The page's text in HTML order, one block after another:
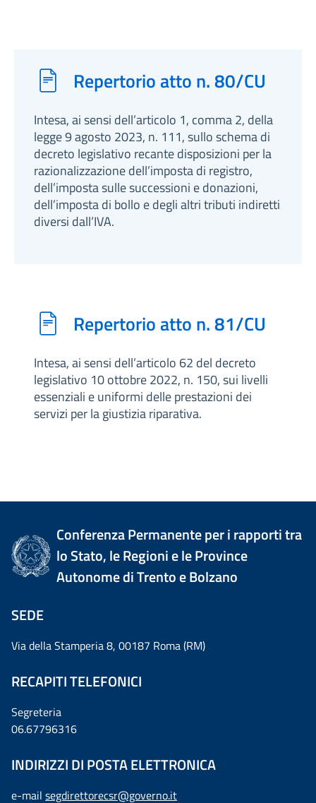
Repertorio atto n. 80/CU
Intesa, ai sensi dell’articolo 1, comma 2, della
legge 9 agosto 2023, n. 111, sullo schema di
decreto legislativo recante disposizioni per la
razionalizzazione dell’imposta di registro,
dell’imposta sulle successioni e donazioni,
dell’imposta di bollo e degli altri tributi indiretti
diversi dall’IVA.
Repertorio atto n. 81/CU
Intesa, ai sensi dell’articolo 62 del decreto
legislativo 10 ottobre 2022, n. 150, sui livelli
essenziali e uniformi delle prestazioni dei
servizi per la giustizia riparativa.
Conferenza Permanente per i rapporti tra
lo Stato, le Regioni e le Province
Autonome di Trento e Bolzano
SEDE
Via della Stamperia 8, 00187 Roma (RM)
RECAPITI TELEFONICI
Segreteria
06.67796316
INDIRIZZI DI POSTA ELETTRONICA
e-mail segdirettorecsr@governo.it